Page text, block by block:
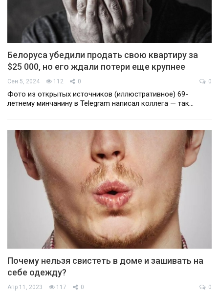
Белоруса убедили продать свою квартиру за
$25 000, но его ждали потери еще крупнее
Сен 5, 2024 112 0 0
Фото из открытых источников (иллюстративное) 69-
летнему минчанину в Telegram написал коллега — так…
Почему нельзя свистеть в доме и зашивать на
себе одежду?
Апр 11, 2023 117 0 0